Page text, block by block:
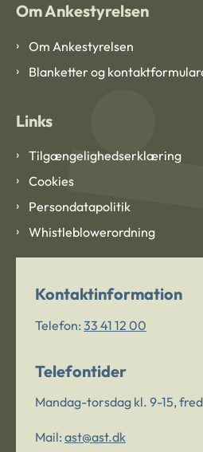
Om Ankestyrelsen
Om Ankestyrelsen
Blanketter og
Links
Tilgængelighedserklæring
Cookies
Persondatapolitik
Whistleblowerordning
Kontaktinformation
Telefon: 33 41 12 00
Telefontider
Mandag-torsdag kl. 9-15,
Mail: ast@ast.dk